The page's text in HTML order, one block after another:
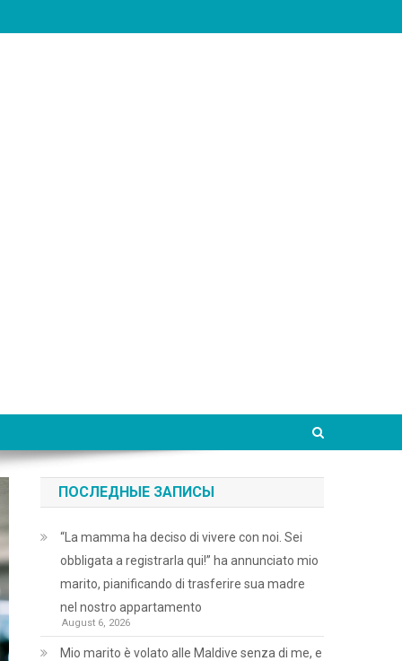
ПОСЛЕДНЫЕ ЗАПИСЫ
“La mamma ha deciso di vivere con noi. Sei
obbligata a registrarla qui!” ha annunciato mio
marito, pianificando di trasferire sua madre
nel nostro appartamento
August 6, 2026
Mio marito è volato alle Maldive senza di me, e